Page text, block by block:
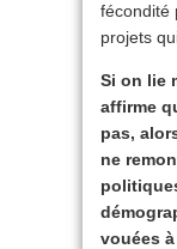
fécondité
projets
Si on lie
affirme
pas,
ne
vouées